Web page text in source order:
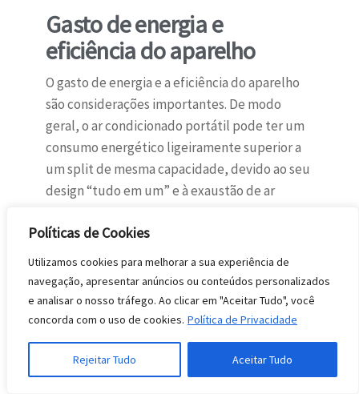
Políticas de Cookies
Utilizamos cookies para melhorar a sua experiência de
navegação, apresentar anúncios ou conteúdos personalizados
e analisar o nosso tráfego. Ao clicar em "Aceitar Tudo", você
concorda com o uso de cookies. Política de Privacidade
Rejeitar Tudo Aceitar Tudo
Gasto de energia e
eficiência do aparelho
O gasto de energia e a eficiência do aparelho
são considerações importantes. De modo
geral, o ar condicionado portátil pode ter um
consumo energético ligeiramente superior a
um split de mesma capacidade, devido ao seu
design “tudo em um” e à exaustão de ar
Contudo, a eficiência pode ser
significativamente melhorada com uma
instalação adequada da mangueira de
exaustão, como demonstrado neste guia
sobre como instalar ar condicionadoportátil
ar impede que o calor externo retorne e